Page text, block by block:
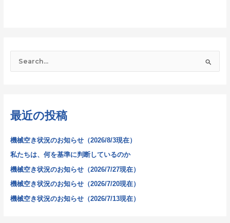
:最近の投稿
機械空き状況のお知らせ（2026/8/3現在）
私たちは、何を基準に判断しているのか
機械空き状況のお知らせ（2026/7/27現在）
機械空き状況のお知らせ（2026/7/20現在）
機械空き状況のお知らせ（2026/7/13現在）